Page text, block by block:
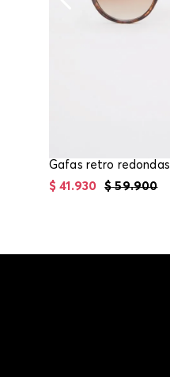
Gafas retro redondas
$ 59.900
$ 41 .930